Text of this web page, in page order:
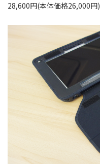
28,600円(本体価格26,000円)